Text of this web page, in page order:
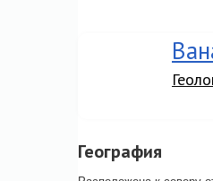
География